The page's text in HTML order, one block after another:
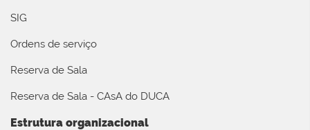
SIG
Ordens de serviço
Reserva de Sala
Reserva de Sala - CAsA do DUCA
Estrutura organizacional